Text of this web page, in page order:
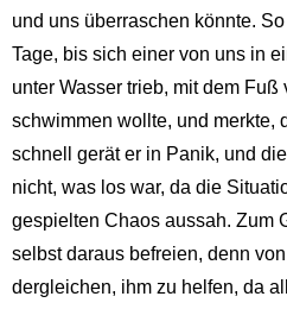
und uns überraschen könnte.
Tage, bis sich einer von uns in
unter Wasser trieb, mit dem Fuß
schwimmen wollte, und merkte,
schnell gerät er in Panik, und
nicht, was los war, da die
gespielten Chaos aussah. Zum
selbst daraus befreien, denn
dergleichen, ihm zu helfen, da